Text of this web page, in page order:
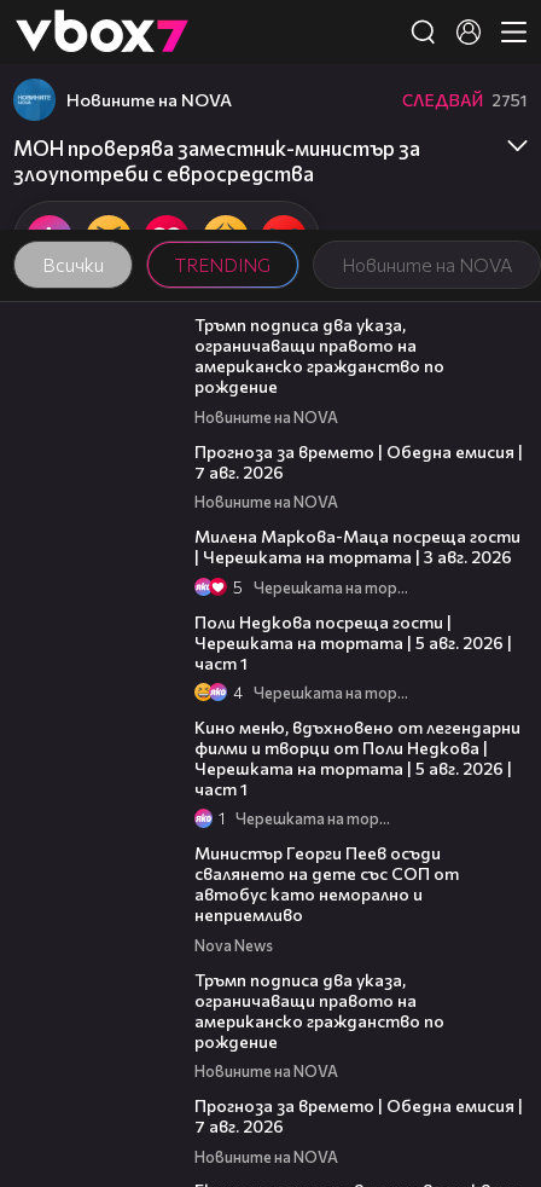
👾
Всички TRENDING Новините на NOVA
Новините на NOVA СЛЕДВАЙ 2751
МОН проверява заместник-министър за
злоупотреби с евросредства
01:24
Тръмп подписа два указа,
ограничаващи правото на
американско гражданство по
рождение
Новините на NOVA
Прогноза за времето | Обедна емисия |
7 авг. 2026
Новините на NOVA
Милена Маркова-Маца посреща гости
| Черешката на тортата | 3 авг. 2026
5 Черешката на тортата
Поли Недкова посреща гости |
Черешката на тортата | 5 авг. 2026 |
част 1
4 Черешката на тортата
Кино меню, вдъхновено от легендарни
филми и творци от Поли Недкова |
Черешката на тортата | 5 авг. 2026 |
част 1
1 Черешката на тортата
Министър Георги Пеев осъди
свалянето на дете със СОП от
автобус като неморално и
неприемливо
Nova News
Тръмп подписа два указа,
ограничаващи правото на
американско гражданство по
рождение
Новините на NOVA
Прогноза за времето | Обедна емисия |
7 авг. 2026
Новините на NOVA